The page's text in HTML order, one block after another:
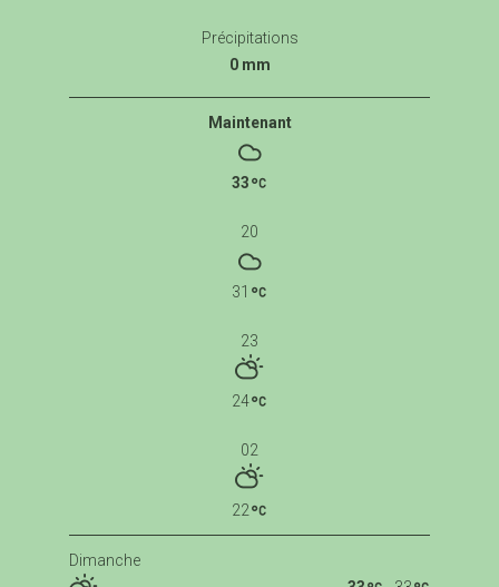
Précipitations
0 mm
Maintenant
33
20
31
23
24
02
22
Dimanche